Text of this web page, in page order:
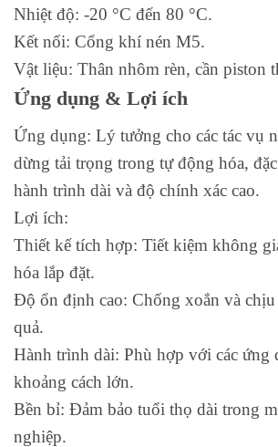
Nhiệt độ: -20 °C đến 80 °C.
Kết nối: Cổng khí nén M5.
Vật liệu: Thân nhôm rèn, cần piston
Ứng dụng & Lợi ích
Ứng dụng: Lý tưởng cho các tác vụ
dừng tải trọng trong tự động hóa,
hành trình dài và độ chính xác cao.
Lợi ích:
Thiết kế tích hợp: Tiết kiệm không
hóa lắp đặt.
Độ ổn định cao: Chống xoắn và chịu
quả.
Hành trình dài: Phù hợp với các ứng
khoảng cách lớn.
Bền bỉ: Đảm bảo tuổi thọ dài trong
nghiệp.